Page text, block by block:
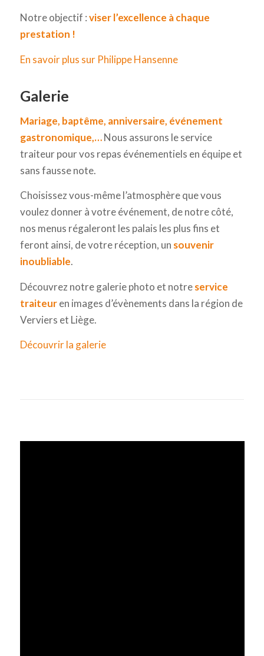
Notre objectif :viser l’excellence à chaque
prestation !
En savoir plus sur Philippe Hansenne
Galerie
Mariage, baptême, anniversaire, événement
gastronomique,…Nous assurons le service
traiteur pour vos repas événementiels en équipe et
sans fausse note.
Choisissez vous-même l’atmosphère que vous
voulez donner à votre événement, de notre côté,
nos menus régaleront les palais les plus fins et
feront ainsi, de votre réception, un souvenir
inoubliable.
Découvrez notre galerie photo et notreservice
traiteuren images d’évènements dans la région de
Verviers et Liège.
Découvrir la galerie